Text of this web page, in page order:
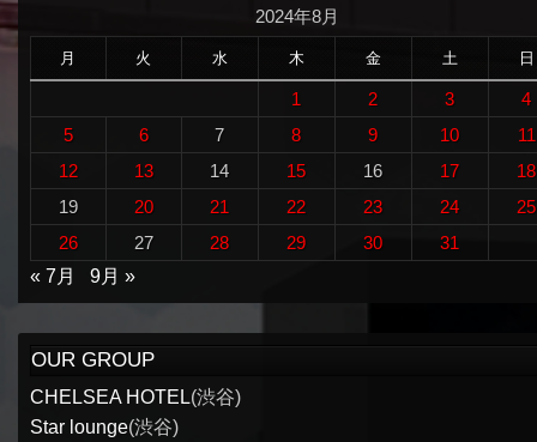
2024年8月
月 火 水 木 金 土 日
1 2 3
4
5
6 7 8 9 10
11
12
13 14 15 16 17
18
19
20 21 22 23 24
25
26
27 28 29 30
31
« 7月
9月 »
OUR GROUP
CHELSEA HOTEL(渋谷)
Star lounge(渋谷)